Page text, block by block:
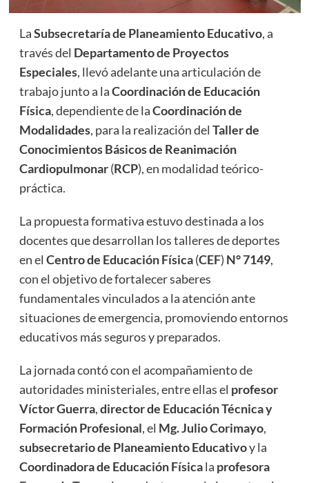
LaSubsecretaría de Planeamiento Educativo, a
través del Departamento de Proyectos
Especiales, llevó adelante una articulación de
trabajo junto a laCoordinación de Educación
Física, dependiente de laCoordinación de
Modalidades, para la realización del Taller de
Conocimientos Básicos de Reanimación
Cardiopulmonar(RCP), en modalidad teórico-
práctica.
La propuesta formativa estuvo destinada a los
docentes que desarrollan los talleres de deportes
en el Centro de Educación Física(CEF) N° 7149,
con el objetivo de fortalecer saberes
fundamentales vinculados a la atención ante
situaciones de emergencia, promoviendo entornos
educativos más seguros y preparados.
La jornada contó con el acompañamiento de
autoridades ministeriales, entre ellas el profesor
Víctor Guerra,director de Educación Técnica y
Formación Profesional, el Mg. Julio Corimayo,
subsecretario de Planeamiento Educativoy la
Coordinadora de Educación Físicala profesora